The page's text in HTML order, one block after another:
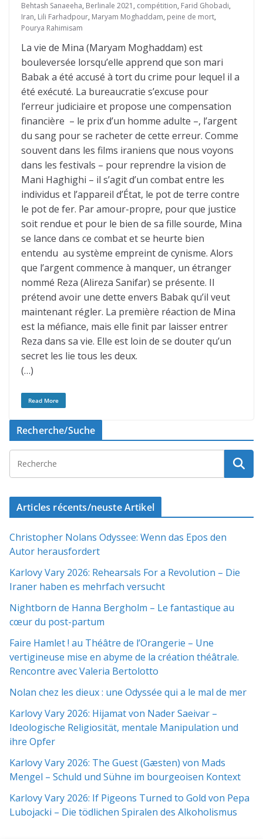
Behtash Sanaeeha, Berlinale 2021 , compétition, Farid Ghobadi,
Iran, Lili Farhadpour, Maryam Moghaddam, peine de mort,
Pourya Rahimisam
La vie de Mina (Maryam Moghaddam) est
bouleversée lorsqu’elle apprend que son mari
Babak a été accusé à tort du crime pour lequel il a
été exécuté. La bureaucratie s’excuse pour
l’erreur judiciaire et propose une compensation
financière – le prix d’un homme adulte –, l’argent
du sang pour se racheter de cette erreur. Comme
souvent dans les films iraniens que nous voyons
dans les festivals – pour reprendre la vision de
Mani Haghighi – il s’agit d’un combat entre les
individus et l’appareil d’État, le pot de terre contre
le pot de fer. Par amour-propre, pour que justice
soit rendue et pour le bien de sa fille sourde, Mina
se lance dans ce combat et se heurte bien
entendu au système empreint de cynisme. Alors
que l’argent commence à manquer, un étranger
nommé Reza (Alireza Sanifar) se présente. Il
prétend avoir une dette envers Babak qu’il veut
maintenant régler. La première réaction de Mina
est la méfiance, mais elle finit par laisser entrer
Reza dans sa vie. Elle est loin de se douter qu’un
secret les lie tous les deux.
(…)
Read More
Recherche/Suche
Articles récents/neuste Artikel
Christopher Nolans Odyssee: Wenn das Epos den
Autor herausfordert
Karlovy Vary 2026: Rehearsals For a Revolution – Die
Iraner haben es mehrfach versucht
Nightborn de Hanna Bergholm – Le fantastique au
cœur du post-partum
Faire Hamlet ! au Théâtre de l’Orangerie – Une
vertigineuse mise en abyme de la création théâtrale.
Rencontre avec Valeria Bertolotto
Nolan chez les dieux : une Odyssée qui a le mal de mer
Karlovy Vary 2026: Hijamat von Nader Saeivar​​ –
Ideologische Religiosität, mentale Manipulation und
ihre Opfer
Karlovy Vary 2026: The Guest (Gæsten) von Mads
Mengel – Schuld und Sühne im bourgeoisen Kontext
Karlovy Vary 2026: If Pigeons Turned to Gold von Pepa
Lubojacki – Die tödlichen Spiralen des Alkoholismus